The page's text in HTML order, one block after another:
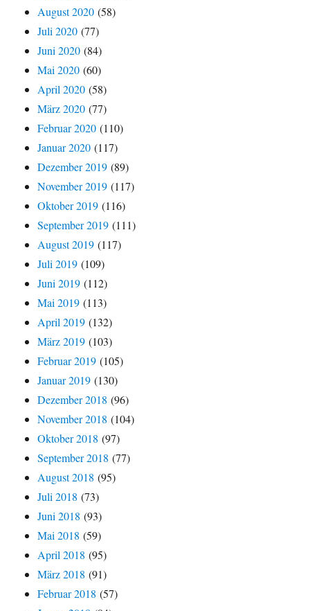
August 2020 (58)
Juli 2020 (77)
Juni 2020 (84)
Mai 2020 (60)
April 2020 (58)
März 2020 (77)
Februar 2020 (110)
Januar 2020 (117)
Dezember 2019 (89)
November 2019 (117)
Oktober 2019 (116)
September 2019 (111)
August 2019 (117)
Juli 2019 (109)
Juni 2019 (112)
Mai 2019 (113)
April 2019 (132)
März 2019 (103)
Februar 2019 (105)
Januar 2019 (130)
Dezember 2018 (96)
November 2018 (104)
Oktober 2018 (97)
September 2018 (77)
August 2018 (95)
Juli 2018 (73)
Juni 2018 (93)
Mai 2018 (59)
April 2018 (95)
März 2018 (91)
Februar 2018 (57)